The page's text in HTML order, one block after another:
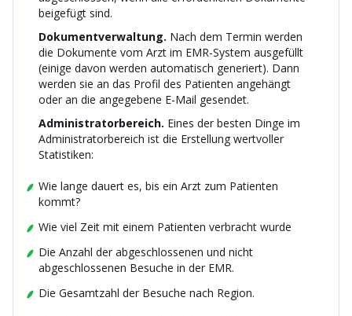
beigefügt sind.
Dokumentverwaltung. Nach dem Termin werden
die Dokumente vom Arzt im EMR-System ausgefüllt
(einige davon werden automatisch generiert). Dann
werden sie an das Profil des Patienten angehängt
oder an die angegebene E-Mail gesendet.
Administratorbereich. Eines der besten Dinge im
Administratorbereich ist die Erstellung wertvoller
Statistiken:
Wie lange dauert es, bis ein Arzt zum Patienten
kommt?
Wie viel Zeit mit einem Patienten verbracht wurde
Die Anzahl der abgeschlossenen und nicht
abgeschlossenen Besuche in der EMR.
Die Gesamtzahl der Besuche nach Region.